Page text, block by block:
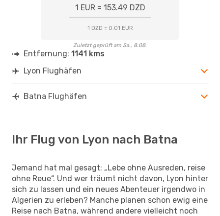
1 EUR = 153.49 DZD
1 DZD = 0.01 EUR
Zuletzt geprüft am Sa., 8.08.
Entfernung: 1141 kms
Lyon Flughäfen
Batna Flughäfen
Ihr Flug von Lyon nach Batna
Jemand hat mal gesagt: „Lebe ohne Ausreden, reise
ohne Reue“. Und wer träumt nicht davon, Lyon hinter
sich zu lassen und ein neues Abenteuer irgendwo in
Algerien zu erleben? Manche planen schon ewig eine
Reise nach Batna, während andere vielleicht noch